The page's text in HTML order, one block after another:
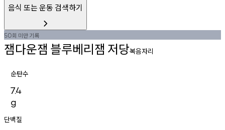
음식 또는 운동 검색하기
50회 미만기록
잼다운잼 블루베리잼 저당복음자리
순탄수
7.4
g
단백질